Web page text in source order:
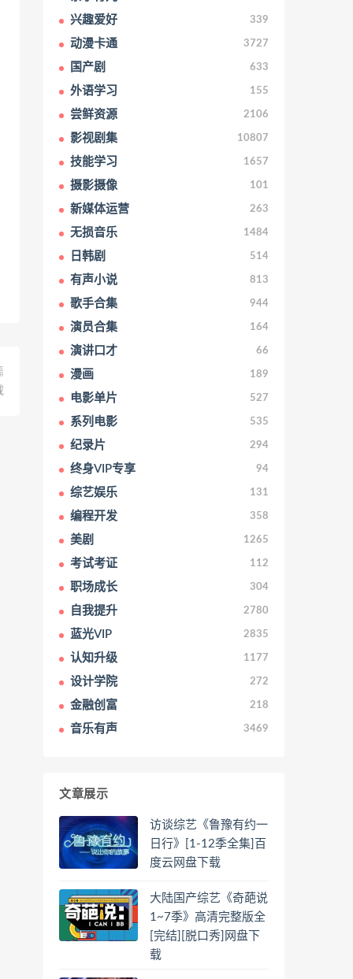
兴趣爱好 339
动漫卡通 3727
国产剧 633
外语学习 155
尝鲜资源 2106
影视剧集 10807
技能学习 1657
摄影摄像 101
新媒体运营 263
无损音乐 1484
日韩剧 514
有声小说 813
歌手合集 944
演员合集 164
演讲口才 66
漫画 189
电影单片 527
系列电影 535
纪录片 294
终身VIP专享 94
综艺娱乐 131
编程开发 358
美剧 1265
考试考证 112
职场成长 304
自我提升 2780
蓝光VIP 2835
认知升级 1177
设计学院 272
金融创富 218
音乐有声 3469
文章展示
访谈综艺《鲁豫有约一
日行》[1-12季全集]百
度云网盘下载
大陆国产综艺《奇葩说
1~7季》高清完整版全
[完结][脱口秀]网盘下
载